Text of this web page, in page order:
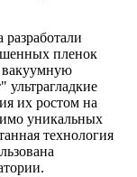
пленок
вакуумную
их ростом на
уникальных
технология